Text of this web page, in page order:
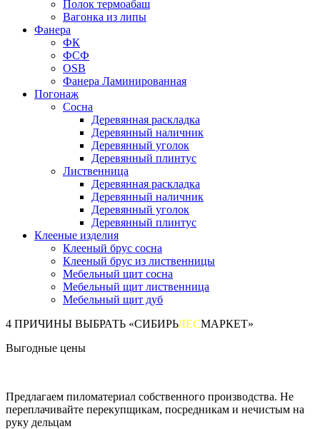
Полок термоабаш
Вагонка из липы
Фанера
ФК
ФСФ
OSB
Фанера Ламинированная
Погонаж
Сосна
Деревянная раскладка
Деревянный наличник
Деревянный уголок
Деревянный плинтус
Лиственница
Деревянная раскладка
Деревянный наличник
Деревянный уголок
Деревянный плинтус
Клееные изделия
Клееный брус сосна
Клееный брус из лиственницы
Мебельный щит сосна
Мебельный щит лиственница
Мебельный щит дуб
4 ПРИЧИНЫ ВЫБРАТЬ «СИБИРЬЛЕСМАРКЕТ»
Выгодные цены
Предлагаем пиломатериал собственного производства. Не
переплачивайте перекупщикам, посредникам и нечистым на
руку дельцам